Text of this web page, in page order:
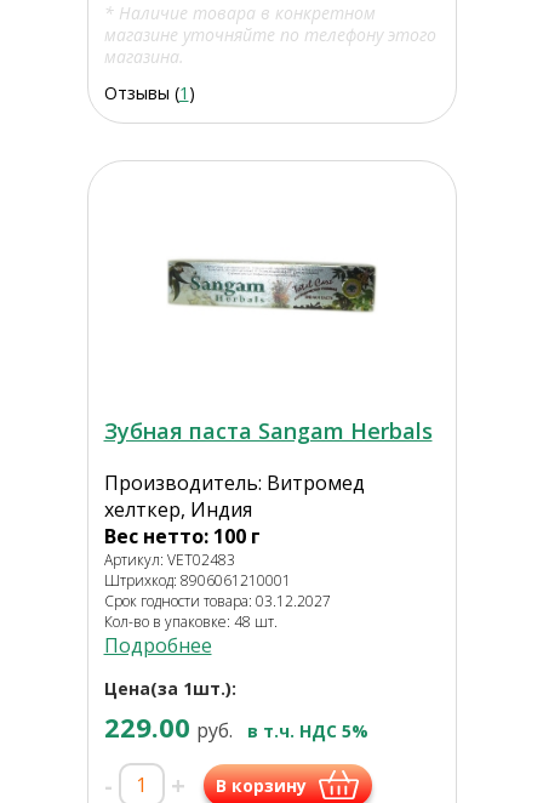
* Наличие товара в конкретном
магазине уточняйте по телефону этого
магазина.
Отзывы (1 )
Зубная паста Sangam Herbals
Производитель: Витромед
хелткер, Индия
Вес нетто: 100 г
Артикул: VET02483
Штрихкод: 8906061210001
Срок годности товара: 03.12.2027
Кол-во в упаковке: 48 шт.
Подробнее
Цена(за 1шт.):
229.00 руб. в т.ч. НДС 5%
- + В корзину